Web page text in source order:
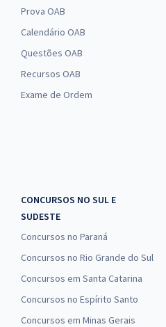
Prova OAB
Calendário OAB
Questões OAB
Recursos OAB
Exame de Ordem
CONCURSOS NO SUL E
SUDESTE
Concursos no Paraná
Concursos no Rio Grande do Sul
Concursos em Santa Catarina
Concursos no Espírito Santo
Concursos em Minas Gerais